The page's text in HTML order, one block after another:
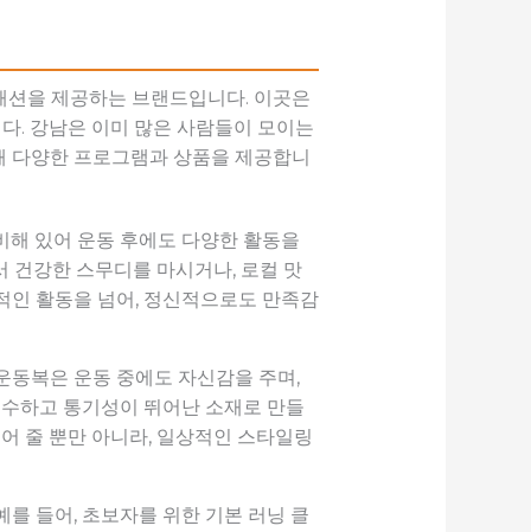
을 제공하는 브랜드입니다. 이곳은
. 강남은 이미 많은 사람들이 모이는
양한 프로그램과 상품을 제공합니
있어 운동 후에도 다양한 활동을
건강한 스무디를 마시거나, 로컬 맛
활동을 넘어, 정신적으로도 만족감
동복은 운동 중에도 자신감을 주며,
하고 통기성이 뛰어난 소재로 만들
줄 뿐만 아니라, 일상적인 스타일링
들어, 초보자를 위한 기본 러닝 클